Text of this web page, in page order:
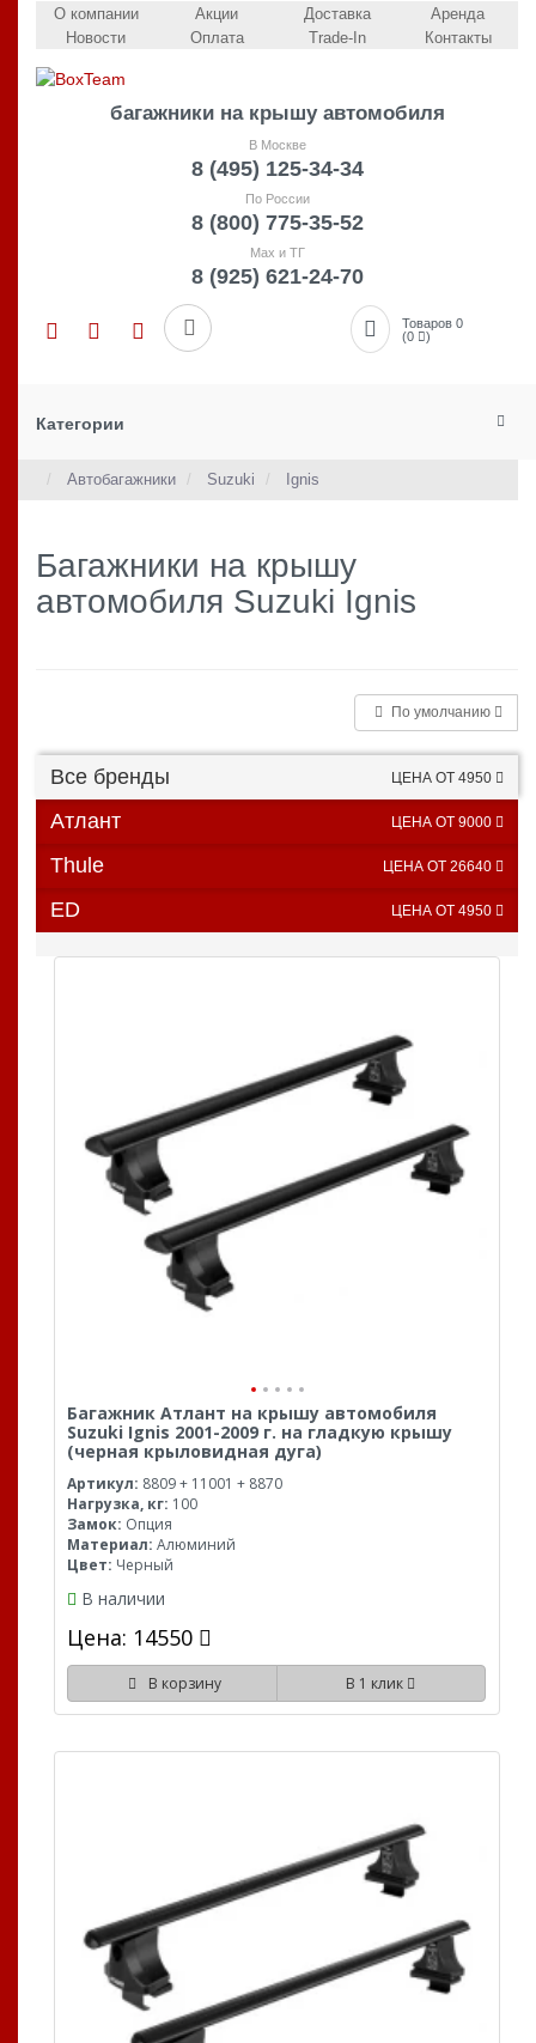
О компании
Новости
Акции
Оплата
Доставка
Trade-In
Аренда
Контакты
багажники на крышу автомобиля
В Москве
8 (495) 125-34-34
По России
8 (800) 775-35-52
Max и ТГ
8 (925) 621-24-70
Товаров 0
(0
)
Категории
Автобагажники Suzuki Ignis
Багажники на крышу
автомобиля Suzuki Ignis
По умолчанию
Все бренды ЦЕНА ОТ 4950
Атлант ЦЕНА ОТ 9000
Thule ЦЕНА ОТ 26640
ED ЦЕНА ОТ 4950
Багажник Атлант на крышу автомобиля
Suzuki Ignis 2001-2009 г. на гладкую крышу
(черная крыловидная дуга)
Артикул: 8809 + 11001 + 8870
Нагрузка, кг: 100
Замок: Опция
Материал: Алюминий
Цвет: Черный
В наличии
Цена: 14550
В корзину В 1 клик